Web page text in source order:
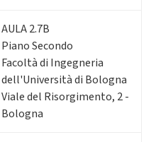
AULA 2.7B
Piano Secondo
Facoltà di Ingegneria
dell'Università di Bologna
Viale del Risorgimento, 2 -
Bologna